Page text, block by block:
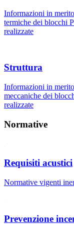
Informazioni in
termiche dei blocchi
realizzate
Struttura
Informazioni in
meccaniche dei
realizzate
Normative
Requisiti acustici
Normative vigenti
Prevenzione